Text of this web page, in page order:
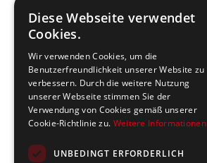
Diese Webseite verwendet
Cookies.
Wir verwenden Cookies, um die
Benutzerfreundlichkeit unserer Website zu
verbessern. Durch die weitere Nutzung
unserer Webseite stimmen Sie der
Verwendung von Cookies gemäß unserer
Cookie-Richtlinie zu. Weitere Informationen
UNBEDINGT ERFORDERLICH